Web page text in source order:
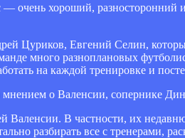
— очень хороший,
Цуриков, Евгений Селин,
много разноплановых
на каждой тренировке и
о Валенсии, сопернике
Валенсии. В частности, их
разбирать все с тренерами,